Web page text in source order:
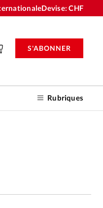
Devise:CHF
Rubriques
S'ABONNER